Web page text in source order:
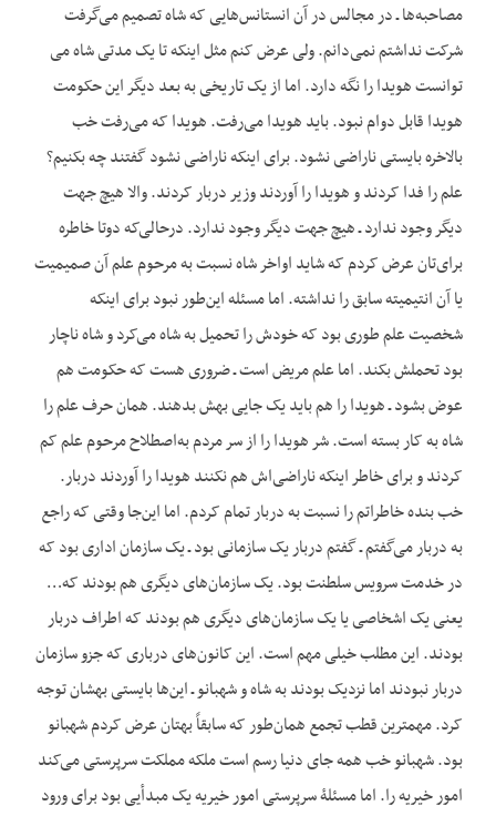
مصاحبه‌ها ـ در مجالس در آن انستانس‌هایی که شاه تصمیم می‌گرفت
شرکت نداشتم نمی‌دانم. ولی عرض کنم مثل این‏که تا یک مدتی شاه می
توانست هویدا را نگه دارد. اما از یک تاریخی به بعد دیگر این حکومت
هویدا قابل دوام نبود. باید هویدا می‌رفت. هویدا که می‌رفت خب
بالاخره بایستی ناراضی نشود. برای این‏که ناراضی نشود گفتند چه بکنیم؟
علم را فدا کردند و هویدا را آوردند وزیر دربار کردند. والا هیچ جهت
دیگر وجود ندارد ـ هیچ جهت دیگر وجود ندارد. درحالی‌که دوتا خاطره
برای‌تان عرض کردم که شاید اواخر شاه نسبت به مرحوم علم آن صمیمیت
یا آن انتیمیته سابق را نداشته. اما مسئله این‌طور نبود برای این‏که
شخصیت علم طوری بود که خودش را تحمیل به شاه می‌کرد و شاه ناچار
بود تحملش بکند. اما علم مریض است ـ ضروری هست که حکومت هم
عوض بشود ـ هویدا را هم باید یک جایی بهش بدهند. همان حرف علم را
شاه به کار بسته است. شر هویدا را از سر مردم به‌اصطلاح مرحوم علم کم
کردند و برای خاطر این‏که ناراضی‌اش هم نکنند هویدا را آوردند دربار.
خب بنده خاطراتم را نسبت به دربار تمام کردم. اما این‌جا وقتی که راجع
به دربار می‌گفتم ـ گفتم دربار یک سازمانی بود ـ یک سازمان اداری بود که
در خدمت سرویس سلطنت بود. یک سازمان‌های دیگری هم بودند که…
یعنی یک اشخاصی یا یک سازمان‌های دیگری هم بودند که اطراف دربار
بودند. این مطلب خیلی مهم است. این کانون‌های درباری که جزو سازمان
دربار نبودند اما نزدیک بودند به شاه و شهبانو ـ این‌ها بایستی بهشان توجه
کرد. مهمترین قطب تجمع همان‌طور که سابقاً بهتان عرض کردم شهبانو
بود. شهبانو خب همه جای دنیا رسم است ملکه مملکت سرپرستی می‌کند
امور خیریه را. اما مسئلۀ سرپرستی امور خیریه یک مبدأیی بود برای ورود